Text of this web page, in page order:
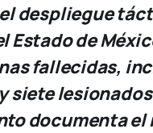
despliegue
Estado de
fallecidas,
siete
documenta el